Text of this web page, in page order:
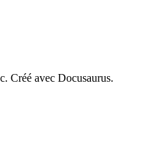
Créé avec Docusaurus.